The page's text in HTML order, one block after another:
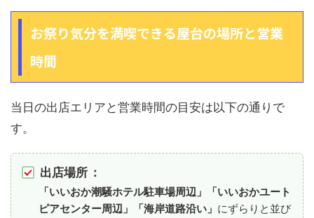
お祭り気分を満喫できる屋台の場所と営業
時間
当日の出店エリアと営業時間の目安は以下の通りで
す。
出店場所 ：
「いいおか潮騒ホテル駐車場周辺」
「いいおかユート
ピアセンター周辺」
「海岸道路沿い」 にずらりと並び